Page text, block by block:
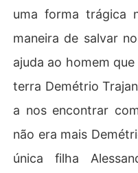
uma forma trágica
maneira de salvar
ajuda ao homem
terra Demétrio
a nos encontrar
não era mais
única filha